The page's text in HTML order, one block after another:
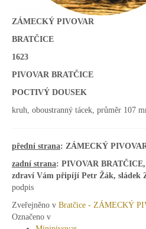
ZÁMECKÝ PIVOVAR
BRATČICE
1623
PIVOVAR BRATČICE
POCTIVÝ DOUSEK
kruh, oboustranný tácek, průměr 107
přední strana: ZÁMECKÝ
zadní strana: PIVOVAR
zdraví Vám připíjí Petr Žák, sládek
podpis
Zveřejněno v Bratčice - ZÁMECKÝ
Označeno v